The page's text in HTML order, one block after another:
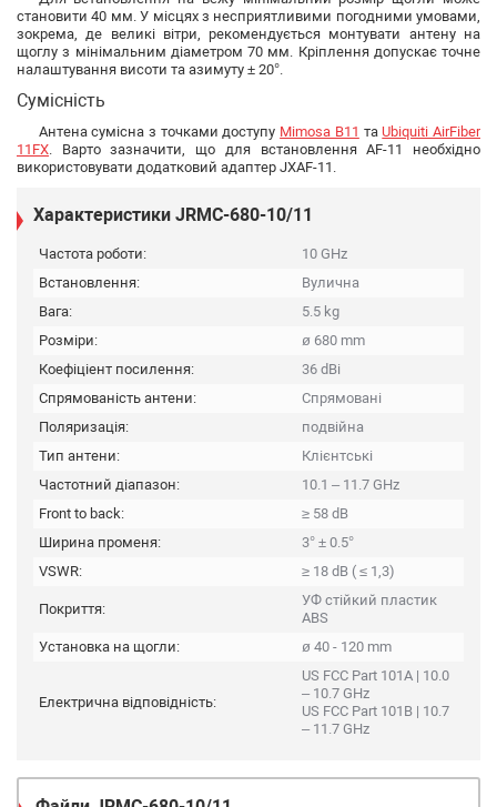
становити 40 мм. У місцях з несприятливими погодними умовами,
зокрема, де великі вітри, рекомендується монтувати антену на
щоглу з мінімальним діаметром 70 мм. Кріплення допускає точне
налаштування висоти та азимуту ± 20°.
Сумісність
Антена сумісна з точками доступу Mimosa B11 та Ubiquiti AirFiber
11FX. Варто зазначити, що для встановлення AF-11 необхідно
використовувати додатковий адаптер JXAF-11.
Характеристики JRMC-680-10/11
Частота роботи:
10 GHz
Встановлення:
Вулична
Вага:
5.5 kg
Розміри:
ø 680 mm
Коефіціент посилення:
36 dBi
Спрямованість антени:
Спрямовані
Поляризація:
подвійна
Тип антени:
Клієнтські
Частотний діапазон:
10.1 – 11.7 GHz
Front to back:
≥ 58 dB
Ширина променя:
3° ± 0.5°
VSWR:
≥ 18 dB ( ≤ 1,3)
Покриття:
УФ стійкий пластик
ABS
Установка на щогли:
ø 40 - 120 mm
Електрична відповідність:
US FCC Part 101A | 10.0
– 10.7 GHz
US FCC Part 101B | 10.7
– 11.7 GHz